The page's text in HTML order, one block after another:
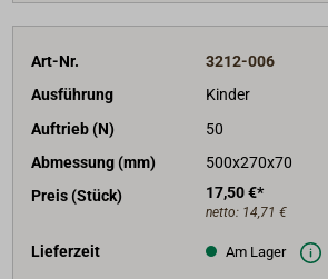
Art-Nr.
3212-006
Ausführung
Kinder
Auftrieb (N)
50
Abmessung (mm)
500x270x70
Preis (Stück)
17,50 €*
netto: 14,71 €
Lieferzeit Am Lager